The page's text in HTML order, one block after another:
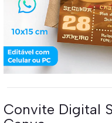
Convite Digital